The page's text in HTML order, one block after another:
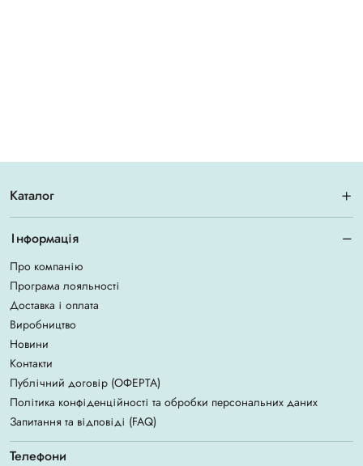
Каталог
Інформація
Про компанію
Програма лояльності
Доставка і оплата
Виробництво
Новини
Контакти
Публічний договір (ОФЕРТА)
Політика конфіденційності та обробки персональних даних
Запитання та відповіді (FAQ)
Телефони